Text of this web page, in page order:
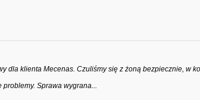
dla klienta Mecenas. Czuliśmy się z żoną bezpiecznie, w
problemy. Sprawa wygrana...